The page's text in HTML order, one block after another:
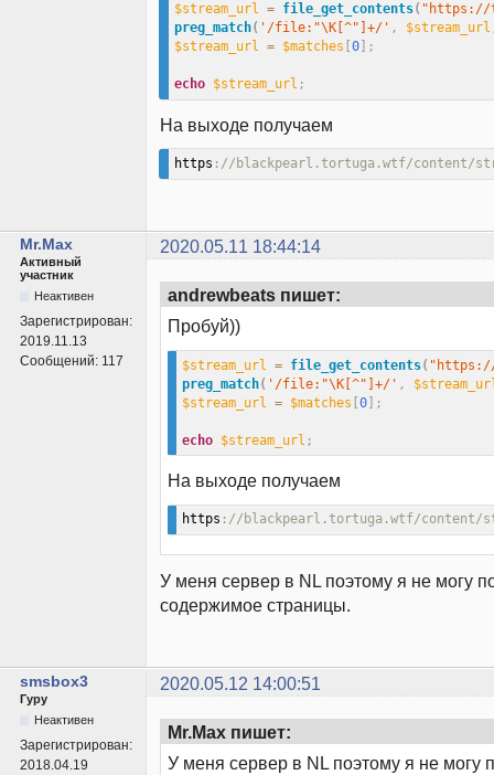
$stream_url = file_get_contents( "https://
preg_match( '/file:"\K[^"]+/' , $stream_url
$stream_url = $matches 0] ;
echo $stream_url ;
На выходе получаем
https ://blackpearl.tortuga.wtf/content/
Mr.Max 2020.05.11 18:44:14
Активный
участник
Неактивен
Зарегистрирован:
2019.11.13
Сообщений: 117
andrewbeats пишет:
Пробуй))
$stream_url = file_get_contents(
preg_match( '/file:"\K[^"]+/' ,
$stream_url
= $matches [0] ;
echo $stream_url ;
На выходе получаем
https ://blackpearl.tortuga.wtf/content/
У меня сервер в NL поэтому я не могу
содержимое страницы.
smsbox3 2020.05.12 14:00:51
Гуру
Неактивен
Зарегистрирован:
2018.04.19
Mr.Max пишет:
У меня сервер в NL поэтому я не могу